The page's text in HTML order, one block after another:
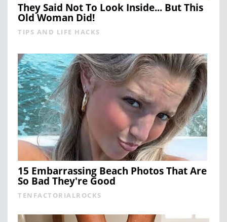
They Said Not To Look Inside... But This
Old Woman Did!
TIPS AND LIFE HACKS
15 Embarrassing Beach Photos That Are
So Bad They're Good
TENFACTORIALROCKS